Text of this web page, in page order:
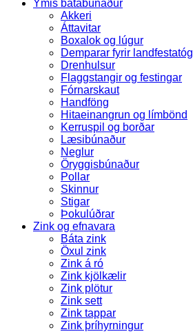
Ýmis bátabúnaður
Akkeri
Áttavitar
Boxalok og lúgur
Demparar fyrir landfestatóg
Drenhulsur
Flaggstangir og festingar
Fórnarskaut
Handföng
Hitaeinangrun og límbönd
Kerruspil og borðar
Læsibúnaður
Neglur
Öryggisbúnaður
Pollar
Skinnur
Stigar
Þokulúðrar
Zink og efnavara
Báta zink
Öxul zink
Zink á ró
Zink kjölkælir
Zink plötur
Zink sett
Zink tappar
Zink þríhyrningur